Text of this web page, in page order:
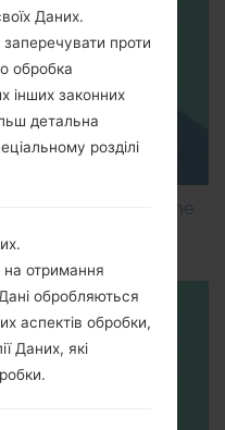
on LG Smartphone
2014?
Даних.
проти
обробка
інших законних
детальна
розділі
на отримання
обробляються
аспектів обробки,
Даних, які